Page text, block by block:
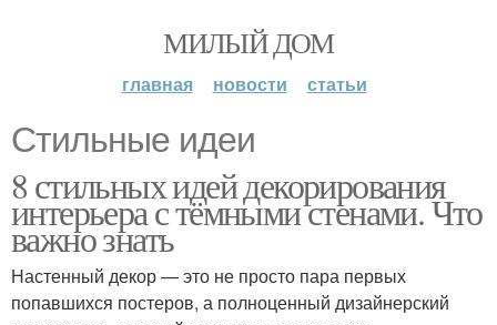
МИЛЫЙ ДОМ
главная новости статьи
Стильные идеи
8 стильных идей декорирования
интерьера с тёмными стенами. Что
важно знать
Настенный декор — это не просто пара первых
попавшихся постеров, а полноценный дизайнерский